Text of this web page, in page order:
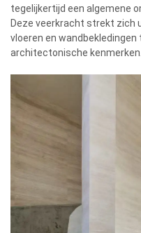
tegelijkertijd een algemene
Deze veerkracht strekt zich
vloeren en
architectonische kenmerken.